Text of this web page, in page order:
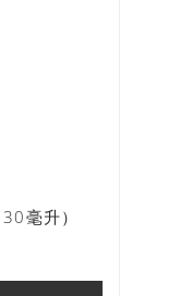
毫升）